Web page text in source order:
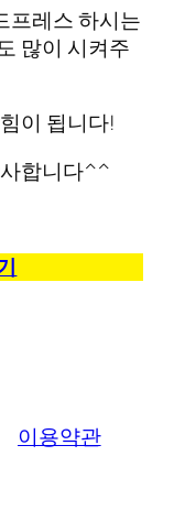
프레스 하시는
많이 시켜주
이 됩니다!
합니다^^
이용약관